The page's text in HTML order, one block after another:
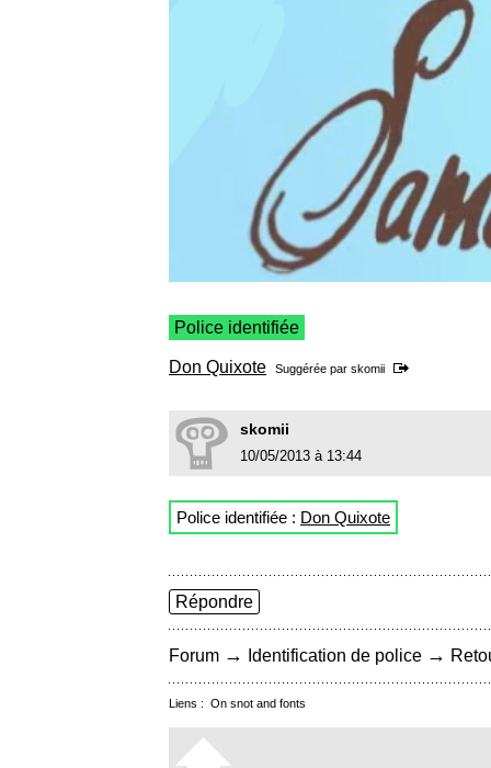
Police identifiée
Don Quixote Suggérée par skomii
skomii
10/05/2013 à 13:44
Police identifiée : Don Quixote
Répondre
Forum → Identification de police →
Liens : On snot and fonts